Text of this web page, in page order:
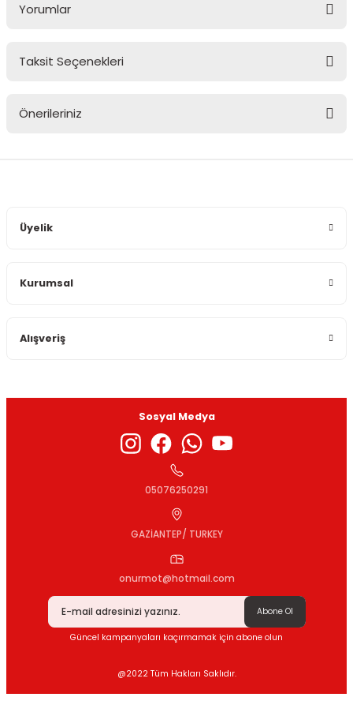
Yorumlar
Taksit Seçenekleri
Önerileriniz
Ürün bilgilerinde hatalar bulunuyor.
Gönder
Üyelik
Kurumsal
Alışveriş
Sosyal Medya
05076250291
GAZİANTEP/ TURKEY
onurmot@hotmail.com
Abone Ol
Güncel kampanyaları kaçırmamak için abone olun
@2022 Tüm Hakları Saklıdır.